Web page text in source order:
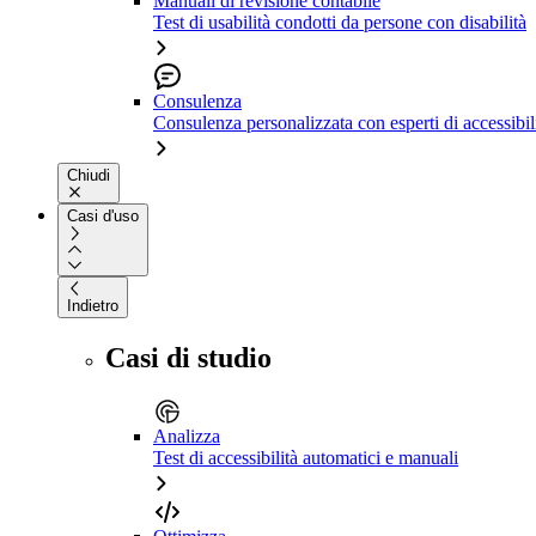
Test di usabilità condotti da persone con disabilità
Consulenza
Consulenza personalizzata con esperti di
Chiudi
Casi d'uso
Indietro
Casi di studio
Analizza
Test di accessibilità automatici e manuali